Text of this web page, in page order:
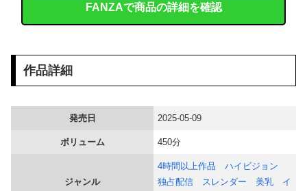
FANZAで商品の詳細を確認
作品詳細
発売日 2025-05-09
ボリューム 450分
ジャンル
4時間以上作品
ハイビジョン
独占配信
スレンダー 美乳
イ